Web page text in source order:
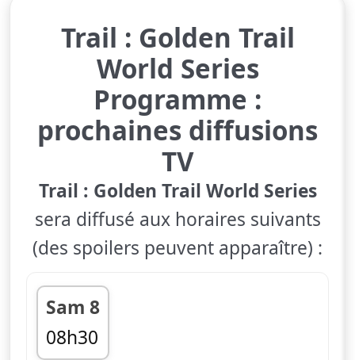
Trail : Golden Trail
World Series
Programme :
prochaines diffusions
TV
Trail : Golden Trail World Series
sera diffusé aux horaires suivants
(des spoilers peuvent apparaître) :
Sam 8
08h30